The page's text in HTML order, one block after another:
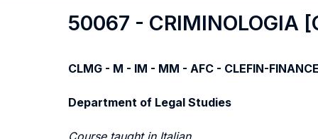
50067 - CRIMINOLOGIA
CLMG - M - IM - MM - AFC - CLEFIN-
Department of Legal Studies
Course taught in Italian